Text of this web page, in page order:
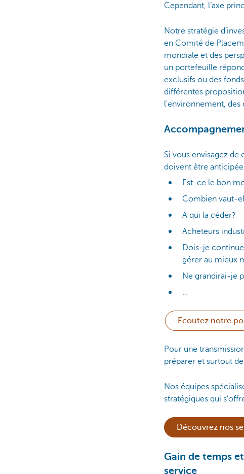
Cependant, l’axe
Notre stratégie
en Comité de
mondiale et des
un portefeuille
exclusifs ou des
différentes
l'environnement, des
Si vous envisagez
doivent être
Est-ce le bon
Combien vaut-
A qui la céder?
Acheteurs
Dois-je
gérer au mieux
Ne grandirai-je
…
Ecoutez notre
Pour une
préparer et surtout
Nos équipes
stratégiques qui
Découvrez nos
Gain de temps
service